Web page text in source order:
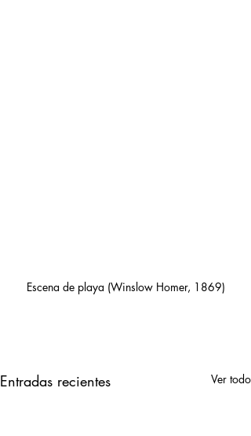
Escena de playa (Winslow Homer, 1869)
Entradas recientes Ver todo